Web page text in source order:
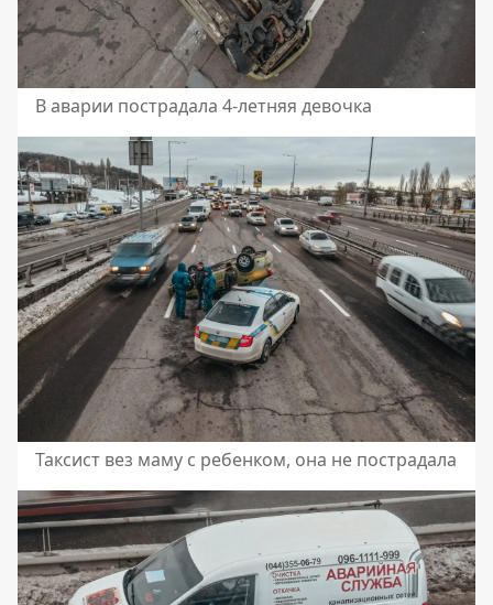
В аварии пострадала 4-летняя девочка
Таксист вез маму с ребенком, она не пострадала